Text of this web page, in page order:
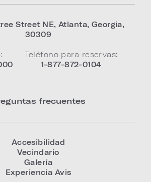
Street NE, Atlanta, Georgia,
30309
Teléfono para reservas:
1-877-872-0104
frecuentes
Accesibilidad
Vecindario
Galería
Experiencia Avis